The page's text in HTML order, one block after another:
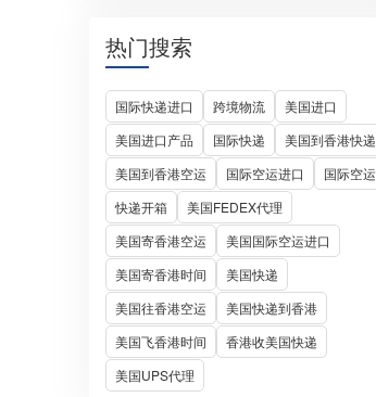
热门搜索
国际快递进口 跨境物流
美国进口
美国进口产品
国际快递
美国到香港快递
美国到香港空运
国际空运进口
国际空运
快递开箱
美国FEDEX代理
美国寄香港空运
美国国际空运进口
美国寄香港时间
美国快递
美国往香港空运
美国快递到香港
美国飞香港时间
香港收美国快递
美国UPS代理